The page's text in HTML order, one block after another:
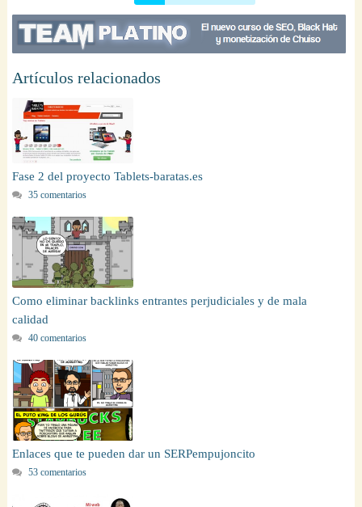
Artículos relacionados
Fase 2 del proyecto Tablets-baratas.es
35 comentarios
Como eliminar backlinks entrantes perjudiciales y de mala
calidad
40 comentarios
Enlaces que te pueden dar un SERPempujoncito
53 comentarios